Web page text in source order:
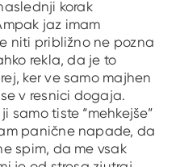
korak
jaz imam
niti približno ne pozna
rekla, da je to
ker ve samo majhen
v resnici dogaja.
samo tiste “mehkejše”
panične napade, da
spim, da me vsak